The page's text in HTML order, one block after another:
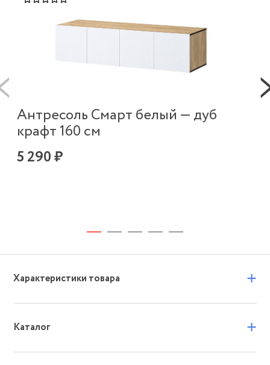
Антресоль Смарт белый — дуб
крафт 160 см
5 290 ₽
Характеристики товара +
Каталог +